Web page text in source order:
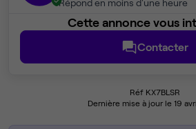
Répond en moins d'une heure
Cette annonce vous
Contacter
Réf KX7BLSR
Dernière mise à jour le 19